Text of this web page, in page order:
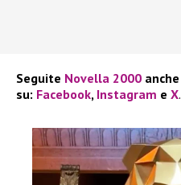
Seguite Novella 2000 anche
su: Facebook, Instagram e X.